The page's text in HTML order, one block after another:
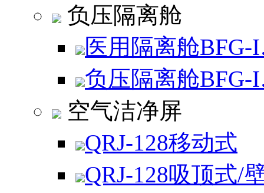
负压隔离舱
医用隔离舱
负压隔离舱
空气洁净屏
QRJ-128移动式
QRJ-128吸顶式/